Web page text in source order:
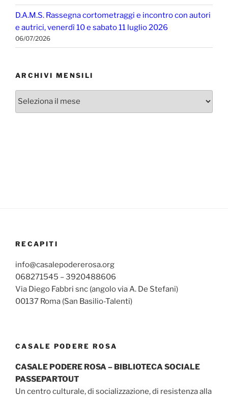
D.A.M.S. Rassegna cortometraggi e incontro con autori
e autrici, venerdì 10 e sabato 11 luglio 2026
06/07/2026
ARCHIVI MENSILI
RECAPITI
info@casalepodererosa.org
068271545 – 3920488606
Via Diego Fabbri snc (angolo via A. De Stefani)
00137 Roma (San Basilio-Talenti)
CASALE PODERE ROSA
CASALE PODERE ROSA – BIBLIOTECA SOCIALE
PASSEPARTOUT
Un centro culturale, di socializzazione, di resistenza alla